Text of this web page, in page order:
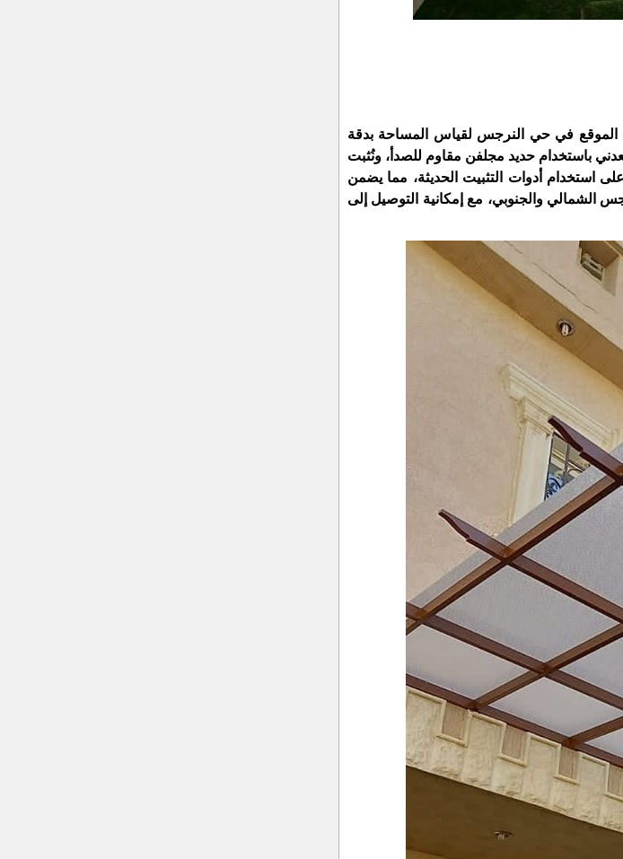
الموقع في حي النرجس لقياس المساحة بدقة
باستخدام حديد مجلفن مقاوم للصدأ، ونُثبت
4 مم و10 مم. فريقنا الفني مدرب على استخدام أدوات التثبيت الحديثة، مما يضمن
الشمالي والجنوبي، مع إمكانية التوصيل إلى